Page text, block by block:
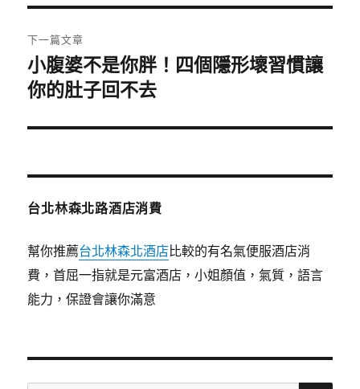
章:
下一篇文章
下
一
文
小腹婆不是你胖！四個隱形壞習慣讓
你的肚子回不去
台北林森北路酒店消費
幫你推薦台北林森北酒店比較的有名氣便服酒店消
費，首屈一指就是元富酒店，小姐顏值，氣質，語言
能力，保證會讓你滿意